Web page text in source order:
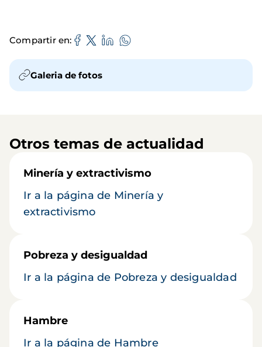
Compartir en
Galeria de fotos
Otros temas de actualidad
Minería y extractivismo
Ir a la página de Minería y
extractivismo
Pobreza y desigualdad
Ir a la página de Pobreza y desigualdad
Hambre
Ir a la página de Hambre